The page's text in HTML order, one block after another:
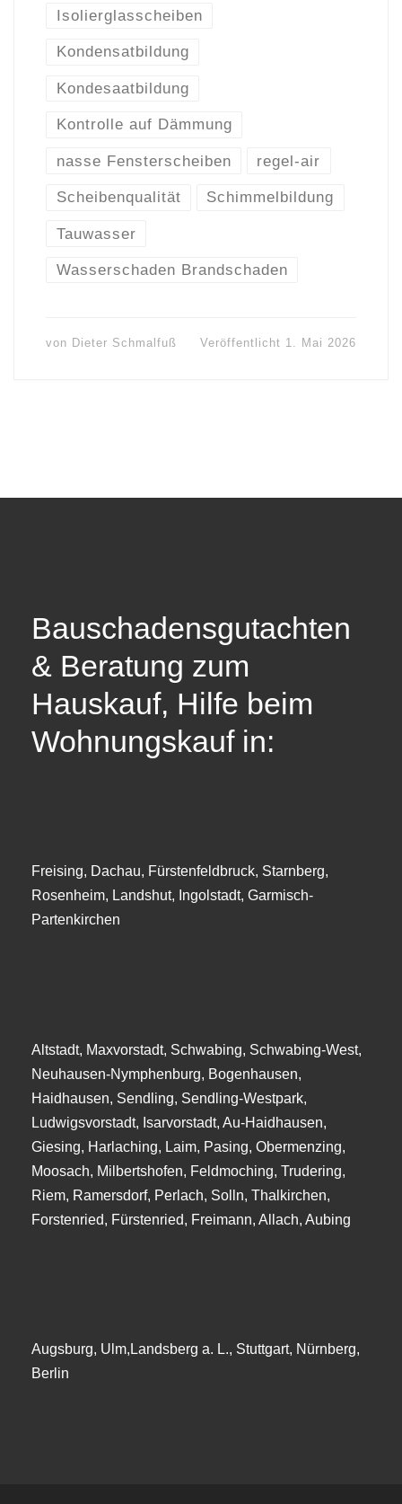
Isolierglasscheiben
Kondensatbildung
Kondesaatbildung
Kontrolle auf Dämmung
nasse Fensterscheiben regel-air
Scheibenqualität Schimmelbildung
Tauwasser
Wasserschaden Brandschaden
von Dieter Schmalfuß Veröffentlicht 1. Mai 2026
Bauschadensgutachten
& Beratung zum
Hauskauf, Hilfe beim
Wohnungskauf in:
Freising, Dachau, Fürstenfeldbruck, Starnberg,
Rosenheim, Landshut, Ingolstadt, Garmisch-
Partenkirchen
Altstadt, Maxvorstadt, Schwabing, Schwabing-West,
Neuhausen-Nymphenburg, Bogenhausen,
Haidhausen, Sendling, Sendling-Westpark,
Ludwigsvorstadt, Isarvorstadt, Au-Haidhausen,
Giesing, Harlaching, Laim, Pasing, Obermenzing,
Moosach, Milbertshofen, Feldmoching, Trudering,
Riem, Ramersdorf, Perlach, Solln, Thalkirchen,
Forstenried, Fürstenried, Freimann, Allach, Aubing
Augsburg, Ulm,Landsberg a. L., Stuttgart, Nürnberg,
Berlin